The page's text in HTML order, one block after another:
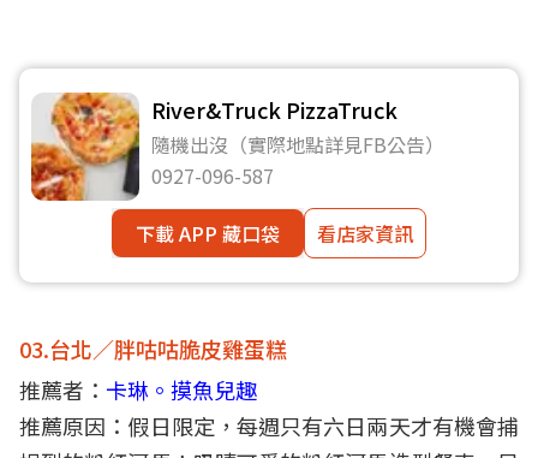
River&Truck PizzaTruck
隨機出沒（實際地點詳見FB公告）
0927-096-587
下載 APP 藏口袋
看店家資訊
03.台北／胖咕咕脆皮雞蛋糕
推薦者： 卡琳。摸魚兒趣
推薦原因：假日限定，每週只有六日兩天才有機會捕